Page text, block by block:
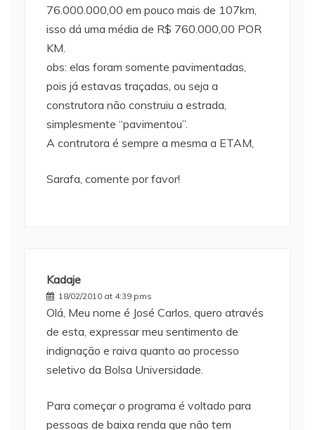
76.000.000,00 em pouco mais de 107km,
isso dá uma média de R$ 760.000,00 POR
KM.
obs: elas foram somente pavimentadas,
pois já estavas traçadas, ou seja a
construtora não construiu a estrada,
simplesmente “pavimentou”.
A contrutora é sempre a mesma a ETAM,
Sarafa, comente por favor!
Kadaje
18/02/2010 at 4:39 pms
Olá, Meu nome é José Carlos, quero através
de esta, expressar meu sentimento de
indignação e raiva quanto ao processo
seletivo da Bolsa Universidade.
Para começar o programa é voltado para
pessoas de baixa renda que não tem